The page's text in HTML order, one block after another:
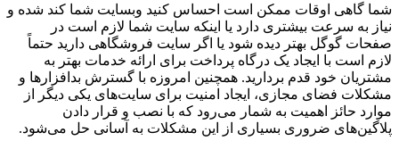
شما گاهی اوقات ممکن است احساس کنید وبسایت شما کند شده و
نیاز به سرعت بیشتری دارد یا اینکه سایت شما لازم است در
صفحات گوگل بهتر دیده شود یا اگر سایت فروشگاهی دارید حتماً
لازم است با ایجاد یک درگاه پرداخت برای ارائه خدمات بهتر به
مشتریان خود قدم بردارید. همچنین امروزه با گسترش بدافزار‌ها و
مشکلات فضای مجازی، ایجاد امنیت برای سایت‌های یکی دیگر از
موارد حائز اهمیت به شمار می‌رود که با نصب و قرار دادن
پلاگین‌های ضروری بسیاری از این مشکلات به آسانی حل می‌شود.